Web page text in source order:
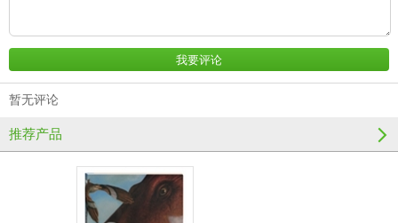
暂无评论
推荐产品